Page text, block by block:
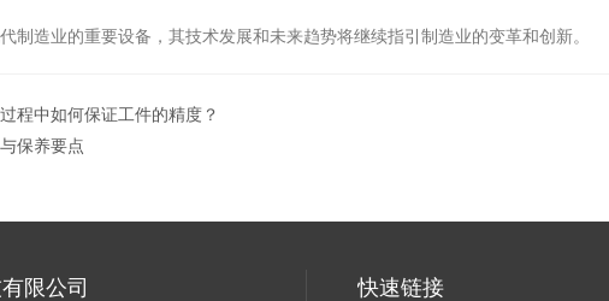
造业的重要设备，其技术发展和未来趋势将继续指引制造业的变革和创新。
程中如何保证工件的精度？
保养要点
限公司 快速链接